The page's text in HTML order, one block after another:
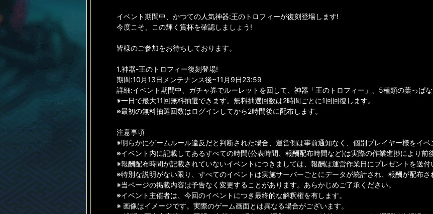
イベント期間中、かつての人気神器:王のトロフィーが復刻登場します!
今度こそ、この輝く賞杯を確認しましょう!
皆様のご参加をお待ちしております。
1.神器-王のトロフィー復刻登場!
期間:10月13日メンテナンス後~11月9日23:59
詳細:イベント期間中、ガチャ券でルーレットを回して、神器「王のトロフィー」、5種類の葉っぱな
※一日で最大11回無料抽選できます。無料抽選回数は2時間ごとに1回回復します。
※最初の無料抽選回数はログインしてから2時間後に配布します。
注意事項
※明らかにゲームルール違反だと判断された場合、運営側は事前通知なく、個別プレイヤー様をイベ
※イベント内に記載してあるすべての時間(公表時間、報酬配布時間など)は実際の作業進捗により前
※報酬配布時間が記載されていないイベントにつきましては、報酬は運営作業日にプレゼントを送付
※特別な説明がない限り、すべてのイベントは実施サーバーごとにデータが統計され、報酬が配布さ
※当ページの掲載内容は予告なく変更することがあります。あらかじめご了承ください。
※イベント主催者は、今回のイベントにつき最終的な解釈権を有します。
※ 画像はイメージです。実際のゲーム画面とは異なる場合がございます。